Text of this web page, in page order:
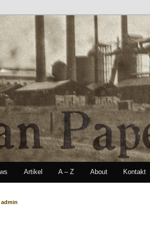
Artikel A – Z About Kontakt
admin